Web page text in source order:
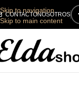
Skip to navigation
Skip to main content
CONTACTONOSOTROS